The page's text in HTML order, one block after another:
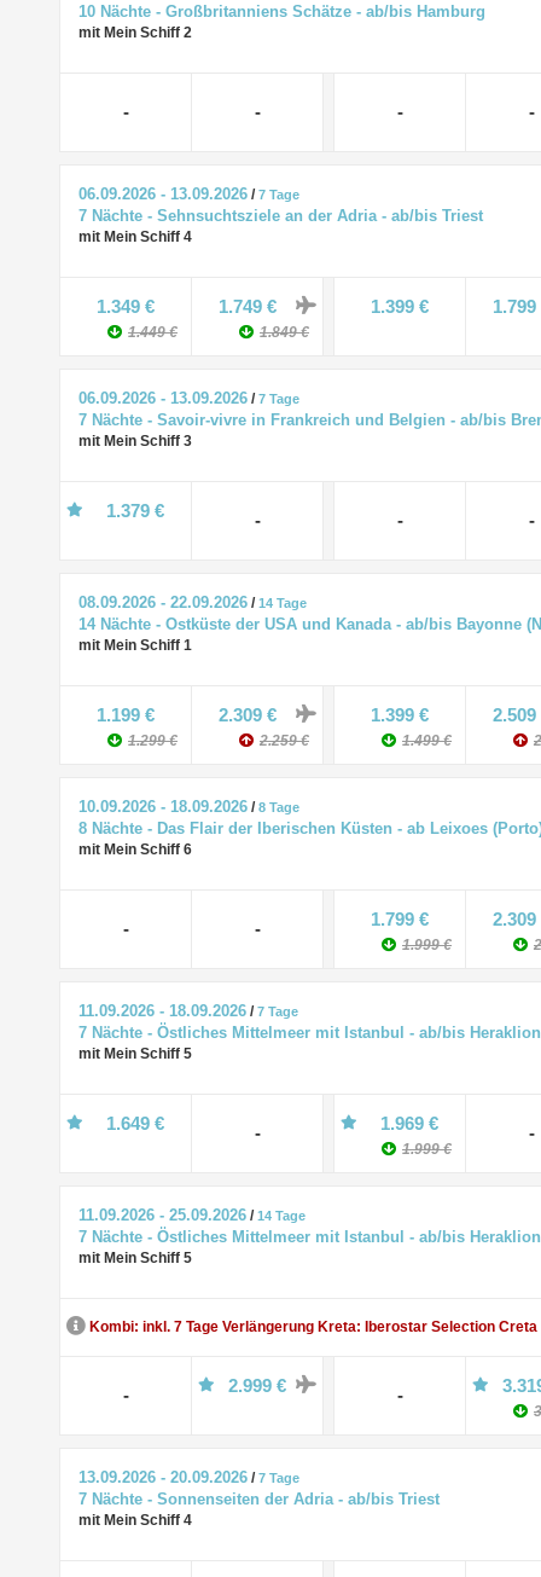
10 Nächte - Großbritanniens Schätze - ab/bis Hamburg
mit Mein Schiff 2
- - - -
06.09.2026 - 13.09.2026 /7 Tage
7 Nächte - Sehnsuchtsziele an der Adria - ab/bis Triest
mit Mein Schiff 4
1.349 €
1.449 €
1.749 €
1.849 €
1.399 € 1.799
06.09.2026 - 13.09.2026 /7 Tage
7 Nächte - Savoir-vivre in Frankreich und Belgien - ab/bis
mit Mein Schiff 3
1.379 € - - -
08.09.2026 - 22.09.2026 /14 Tage
14 Nächte - Ostküste der USA und Kanada - ab/bis Bayonne
mit Mein Schiff 1
1.199 €
1.299 €
2.309 €
2.259 €
1.399 €
1.499 €
2.509
10.09.2026 - 18.09.2026 /8 Tage
8 Nächte - Das Flair der Iberischen Küsten - ab Leixoes
mit Mein Schiff 6
- - 1.799 €
1.999 €
2.309
11.09.2026 - 18.09.2026 /7 Tage
7 Nächte - Östliches Mittelmeer mit Istanbul - ab/bis Heraklion
mit Mein Schiff 5
1.649 € - 1.969 €
1.999 €
-
11.09.2026 - 25.09.2026 /14 Tage
7 Nächte - Östliches Mittelmeer mit Istanbul - ab/bis Heraklion
mit Mein Schiff 5
Kombi: inkl. 7 Tage Verlängerung Kreta: Iberostar Selection Creta
- 2.999 € -
13.09.2026 - 20.09.2026 /7 Tage
7 Nächte - Sonnenseiten der Adria - ab/bis Triest
mit Mein Schiff 4